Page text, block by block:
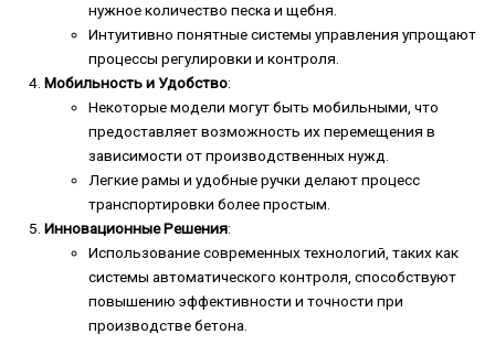
нужное количество песка и щебня.
Интуитивно понятные системы управления упрощают
процессы регулировки и контроля.
Мобильность и Удобство:
Некоторые модели могут быть мобильными, что
предоставляет возможность их перемещения в
зависимости от производственных нужд.
Легкие рамы и удобные ручки делают процесс
транспортировки более простым.
Инновационные Решения:
Использование современных технологий, таких как
системы автоматического контроля, способствуют
повышению эффективности и точности при
производстве бетона.